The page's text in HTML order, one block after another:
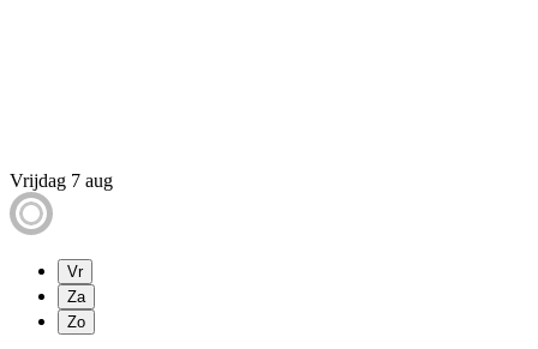
Vrijdag 7 aug
Vr
Za
Zo